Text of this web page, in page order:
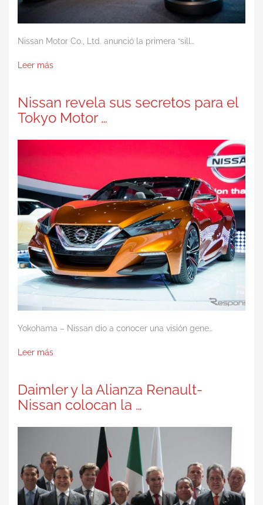
Nissan Motor Co., Ltd. anunció la primera “sill…
Leer más
Nissan revela sus secretos para el
Tokyo Motor …
Yokohama – Nissan dio a conocer una visión gene…
Leer más
Daimler y la Alianza Renault-
Nissan colocan la …